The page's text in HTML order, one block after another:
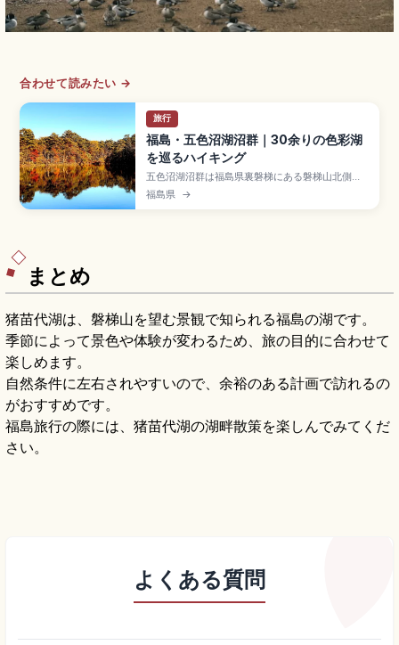
合わせて読みたい →
旅行
福島・五色沼湖沼群｜30余りの色彩湖
を巡るハイキング
五色沼湖沼群は福島県裏磐梯にある磐梯山北側の
湖沼群で、1888年(明治21年)の磐梯山大噴火によ
る山体崩壊で形成された30余りの湖沼が点在する
福島県 →
まとめ
猪苗代湖は、磐梯山を望む景観で知られる福島の湖です。
季節によって景色や体験が変わるため、旅の目的に合わせて
楽しめます。
自然条件に左右されやすいので、余裕のある計画で訪れるの
がおすすめです。
福島旅行の際には、猪苗代湖の湖畔散策を楽しんでみてくだ
さい。
よくある質問